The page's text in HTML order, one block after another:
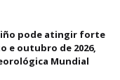
pode atingir forte
e outubro de 2026,
Mundial